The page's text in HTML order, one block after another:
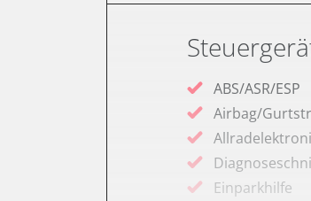
ABS/ASR/ESP
Airbag/
Einparkhilfe